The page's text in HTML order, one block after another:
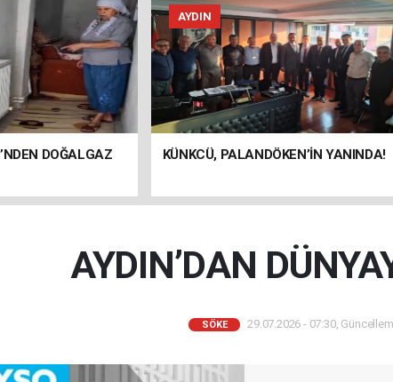
DOĞALGAZ
AYDIN
KÜNKCÜ, PALANDÖKEN’İN YANINDA!
AYDIN’DAN
SÖKE 29.07.2026 - 07:30,